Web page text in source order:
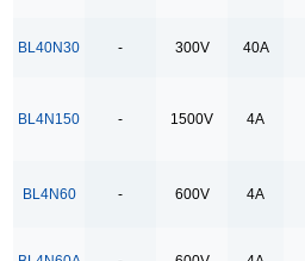
BL40N30 - 300V 40A
BL4N150 - 1500V 4A
BL4N60 - 600V 4A